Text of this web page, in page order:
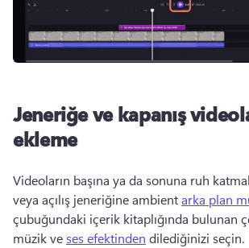
Jeneriğe ve kapanış
ekleme
Videoların başına ya da sonuna ruh
veya açılış jeneriğine ambient arka plan
çubuğundaki içerik kitaplığında bulunan
müzik ve ses efektinden dilediğinizi seçin.